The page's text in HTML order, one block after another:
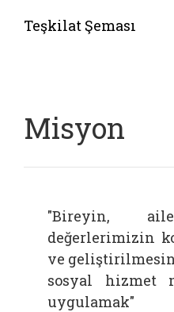
Teşkilat Şeması
Misyon
"Bireyin,
değerlerimizin
ve
sosyal hizmet
uygulamak"